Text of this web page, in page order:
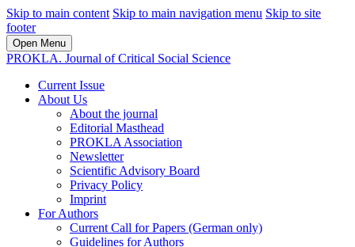
Skip to main content Skip to main navigation menu Skip to site
footer
Open Menu
PROKLA. Journal of Critical Social Science
Current Issue
About Us
About the journal
Editorial Masthead
PROKLA Association
Newsletter
Scientific Advisory Board
Privacy Policy
Imprint
For Authors
Current Call for Papers (German only)
Guidelines for Authors